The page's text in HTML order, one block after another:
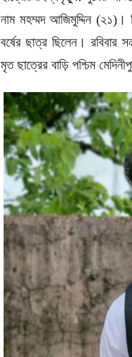
নাম মহম্মদ আজিমুদ্দিন (২১)।
বর্ষের ছাত্র ছিলেন।
মৃত ছাত্রের বাড়ি পশ্চিম